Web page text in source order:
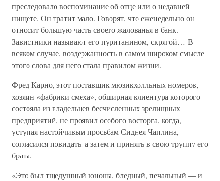
преследовало воспоминание об отце или о недавней
нищете. Он тратит мало. Говорят, что еженедельно он
относит большую часть своего жалованья в банк.
Завистники называют его пуританином, скрягой… В
всяком случае, воздержанность в самом широком смысле
этого слова для него стала правилом жизни.
Фред Карно, этот поставщик мюзикхолльных номеров,
хозяин «фабрики смеха», обширная клиентура которого
состояла из владельцев бесчисленных зрелищных
предприятий, не проявил особого восторга, когда,
уступая настойчивым просьбам Сиднея Чаплина,
согласился повидать, а затем и принять в свою труппу его
брата.
«Это был тщедушный юноша, бледный, печальный — и